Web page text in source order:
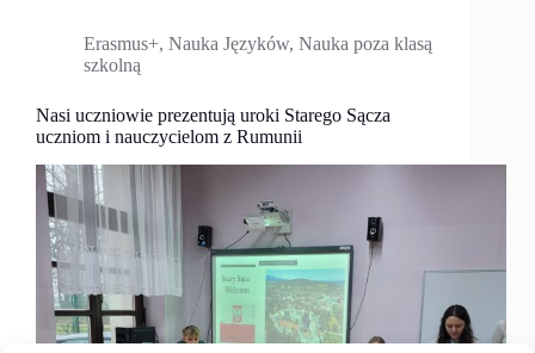
Erasmus+, Nauka Języków, Nauka poza klasą
szkolną
Nasi uczniowie prezentują uroki Starego Sącza
uczniom i nauczycielom z Rumunii